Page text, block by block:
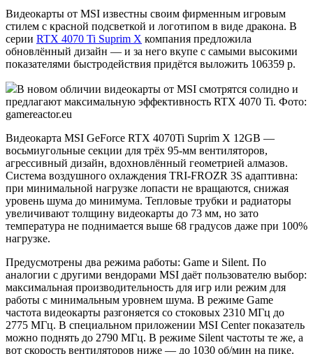
Видеокарты от MSI известны своим фирменным игровым
стилем с красной подсветкой и логотипом в виде дракона. В
серии RTX 4070 Ti Suprim X компания предложила
обновлённый дизайн — и за него вкупе с самыми высокими
показателями быстродействия придётся выложить 106359 р.
В новом обличии видеокарты от MSI смотрятся солидно и
предлагают максимальную эффективность RTX 4070 Ti. Фото:
gamereactor.eu
Видеокарта MSI GeForce RTX 4070Ti Suprim X 12GB —
восьмиугольные секции для трёх 95-мм вентиляторов,
агрессивный дизайн, вдохновлённый геометрией алмазов.
Система воздушного охлаждения TRI-FROZR 3S адаптивна:
при минимальной нагрузке лопасти не вращаются, снижая
уровень шума до минимума. Тепловые трубки и радиаторы
увеличивают толщину видеокарты до 73 мм, но зато
температура не поднимается выше 68 градусов даже при 100%
нагрузке.
Предусмотрены два режима работы: Game и Silent. По
аналогии с другими вендорами MSI даёт пользователю выбор:
максимальная производительность для игр или режим для
работы с минимальным уровнем шума. В режиме Game
частота видеокарты разгоняется со стоковых 2310 МГц до
2775 МГц. В специальном приложении MSI Center показатель
можно поднять до 2790 МГц. В режиме Silent частоты те же, а
вот скорость вентиляторов ниже — до 1030 об/мин на пике.